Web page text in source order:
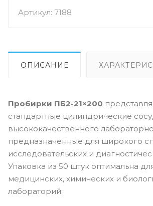
Артикул: 7188
ОПИСАНИЕ
Пробирки ПБ2-21×200
стандартные цилиндрические
высококачественного
предназначенные для широкого
исследовательских и
Упаковка из 50 штук оптимальна
медицинских, химических и
лабораторий.